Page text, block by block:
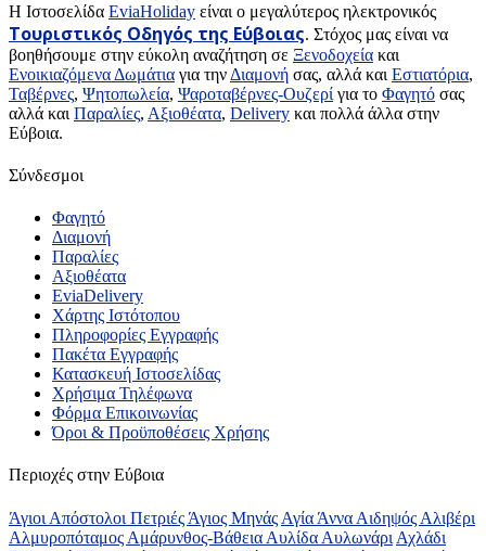
H Ιστοσελίδα EviaHoliday είναι ο μεγαλύτερος ηλεκτρονικός
Τουριστικός Οδηγός της Εύβοιας. Στόχος μας είναι να
βοηθήσουμε στην εύκολη αναζήτηση σε Ξενοδοχεία και
Ενοικιαζόμενα Δωμάτια για την Διαμονή σας, αλλά και Εστιατόρια,
Ταβέρνες, Ψητοπωλεία, Ψαροταβέρνες-Ουζερί για το Φαγητό σας
αλλά και Παραλίες, Αξιοθέατα, Delivery και πολλά άλλα στην
Εύβοια.
Σύνδεσμοι
Φαγητό
Διαμονή
Παραλίες
Αξιοθέατα
EviaDelivery
Χάρτης Ιστότοπου
Πληροφορίες Εγγραφής
Πακέτα Εγγραφής
Κατασκευή Ιστοσελίδας
Χρήσιμα Τηλέφωνα
Φόρμα Επικοινωνίας
Όροι & Προϋποθέσεις Xρήσης
Περιοχές στην Εύβοια
Άγιοι Απόστολοι Πετριές Άγιος Μηνάς Αγία Άννα Αιδηψός Αλιβέρι
Αλμυροπόταμος Αμάρυνθος-Βάθεια Αυλίδα Αυλωνάρι Αχλάδι